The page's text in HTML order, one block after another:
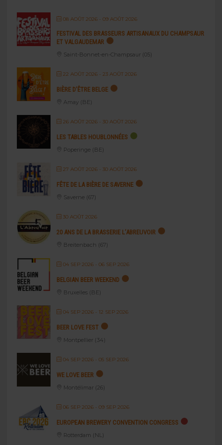
08 AOÛT 2026- 09 AOÛT 2026
FESTIVAL DES BRASSEURS ARTISANAUX DU CHAMPSAUR
ET VALGAUDEMAR
Saint-Bonnet-en-Champsaur (05)
22 AOÛT 2026- 23 AOÛT 2026
BIÈRE D’ÊTRE BELGE
Amay (BE)
26 AOÛT 2026- 30 AOÛT 2026
LES TABLES HOUBLONNÉES
Poperinge (BE)
27 AOÛT 2026- 30 AOÛT 2026
FÊTE DE LA BIÈRE DE SAVERNE
Saverne (67)
30 AOÛT 2026
20 ANS DE LA BRASSERIE L’ABREUVOIR
Breitenbach (67)
04 SEP 2026- 06 SEP 2026
BELGIAN BEER WEEKEND
Bruxelles (BE)
04 SEP 2026- 12 SEP 2026
BEER LOVE FEST
Montpellier (34)
04 SEP 2026- 05 SEP 2026
WE LOVE BEER
Montélimar (26)
06 SEP 2026- 09 SEP 2026
EUROPEAN BREWERY CONVENTION CONGRESS
Rotterdam (NL)